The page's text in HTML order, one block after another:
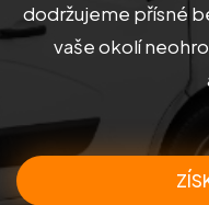
Úklid
Příprava
Reference
dodržujeme přísné
vaše okolí